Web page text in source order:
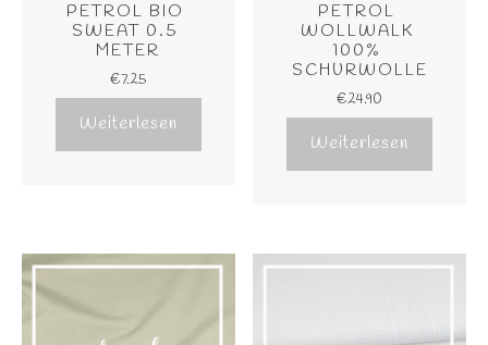
PETROL BIO
SWEAT 0.5
METER
€7.25
Weiterlesen
PETROL
WOLLWALK
100%
SCHURWOLLE
€24.90
Weiterlesen